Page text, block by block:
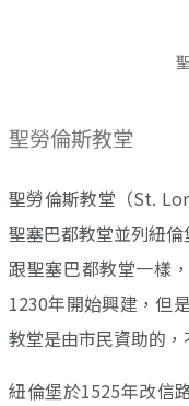
聖勞倫斯教堂
聖勞倫斯教堂（St.
聖塞巴都教堂並列紐
跟聖塞巴都教堂一樣
1230年開始興建，但
教堂是由市民資助的
紐倫堡於1525年改信